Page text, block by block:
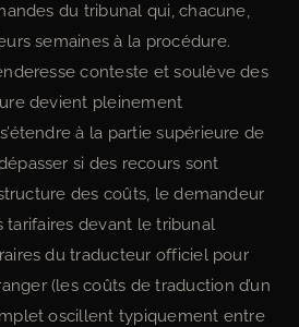
du tribunal qui, chacune,
semaines à la procédure.
conteste et soulève des
devient pleinement
à la partie supérieure de
si des recours sont
des coûts, le demandeur
tarifaires devant le tribunal
du traducteur officiel pour
(les coûts de traduction d’un
oscillent typiquement entre